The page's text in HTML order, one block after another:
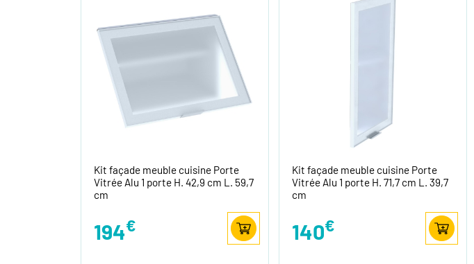
Kit façade meuble cuisine Porte
Vitrée Alu 1 porte H. 42,9 cm L. 59,7
cm
194€
Kit façade meuble cuisine Porte
Vitrée Alu 1 porte H. 71,7 cm L. 39,7
cm
140€